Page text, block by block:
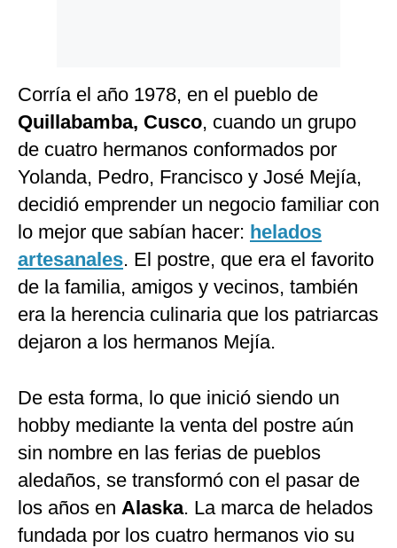
Corría el año 1978, en el pueblo de
Quillabamba, Cusco, cuando un grupo
de cuatro hermanos conformados por
Yolanda, Pedro, Francisco y José Mejía,
decidió emprender un negocio familiar con
lo mejor que sabían hacer: helados
artesanales. El postre, que era el favorito
de la familia, amigos y vecinos, también
era la herencia culinaria que los patriarcas
dejaron a los hermanos Mejía.
De esta forma, lo que inició siendo un
hobby mediante la venta del postre aún
sin nombre en las ferias de pueblos
aledaños, se transformó con el pasar de
los años en Alaska. La marca de helados
fundada por los cuatro hermanos vio su